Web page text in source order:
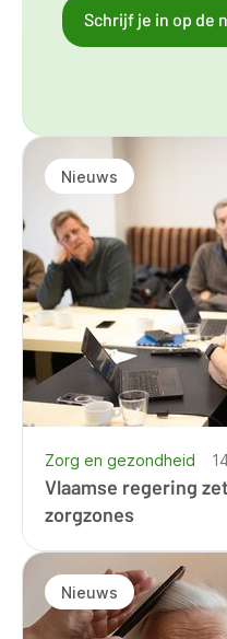
Schrijf je in op de
Nieuws
Vlaamse regering
zorgzones
Zorg en gezondheid
Nieuws